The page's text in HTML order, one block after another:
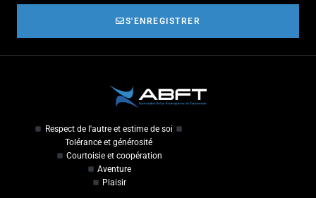
S'ENREGISTRER
Respect de l'autre et estime de soi
Tolérance et générosité
Courtoisie et coopération
Aventure
Plaisir